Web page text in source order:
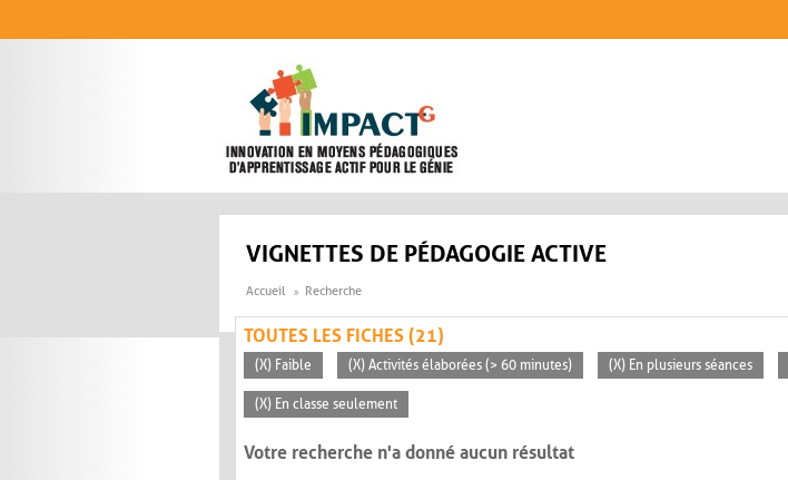
VIGNETTES DE PÉDAGOGIE ACTIVE
Accueil Recherche
TOUTES LES FICHES (21)
(X) Faible (X) Activités élaborées (> 60 minutes) (X) En plusieurs séances
(X) En classe seulement
Votre recherche n'a donné aucun résultat